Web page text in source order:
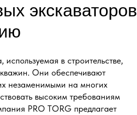
экскаваторов
в строительстве,
Они обеспечивают
незаменимыми на многих
высоким требованиям
PRO TORG предлагает